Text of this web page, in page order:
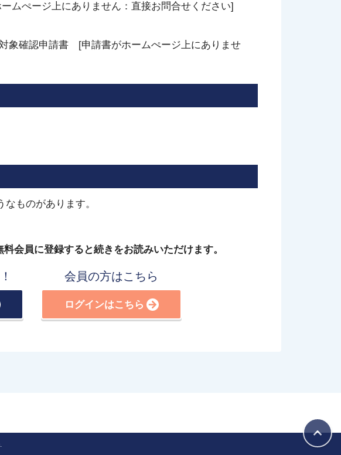
ムぺージ上にありません：直接お問合せください]
象確認申請書 [申請書がホームぺージ上にありませ
ものがあります。
料会員に登録すると続きをお読みいただけます。
会員の方はこちら
ログインはこちら